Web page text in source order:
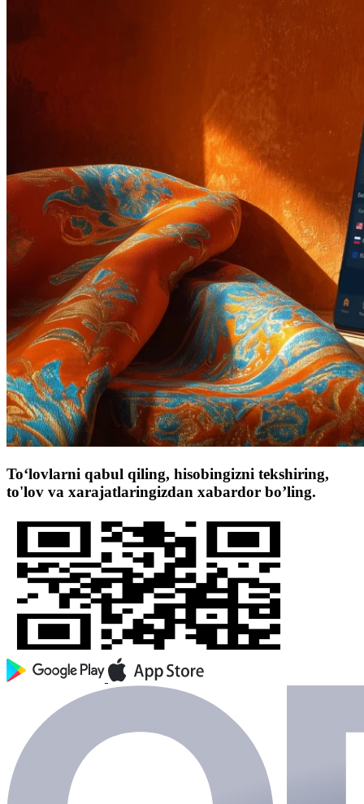
To‘lovlarni qabul qiling, hisobingizni tekshiring,
to'lov va xarajatlaringizdan xabardor bo’ling.